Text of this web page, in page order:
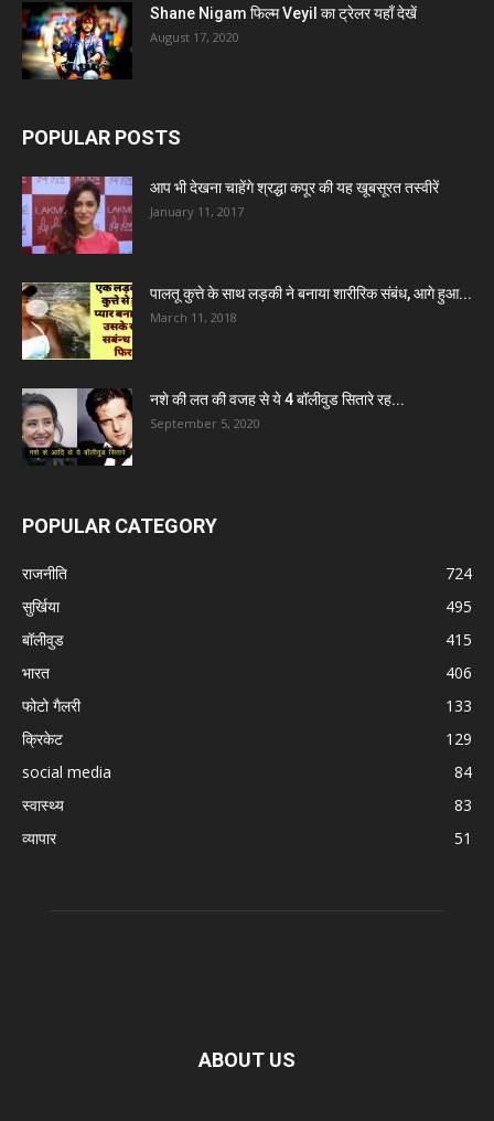
Shane Nigam फिल्म Veyil का ट्रेलर यहाँ देखें
August 17, 2020
POPULAR POSTS
आप भी देखना चाहेंगे श्रद्धा कपूर की यह खूबसूरत तस्वीरें
January 11, 2017
पालतू कुत्ते के साथ लड़की ने बनाया शारीरिक संबंध, आगे हुआ...
March 11, 2018
नशे की लत की वजह से ये 4 बॉलीवुड सितारे रह...
September 5, 2020
POPULAR CATEGORY
राजनीति
724
सुर्खिया
495
बॉलीवुड
415
भारत
406
फोटो गैलरी
133
क्रिकेट
129
social media
84
स्वास्थ्य
83
व्यापार
51
ABOUT US